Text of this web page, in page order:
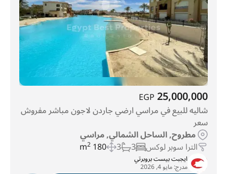
25,000,000
EGP
شاليه للبيع في مراسي ارضي جاردن لاجون مباشر مفروش
سعر
مطروح, الساحل الشمالي, مراسي
الترا سوبر لوكس 3
3
180 m
2
ايجبت بيست بروبرتي
مدرج:مايو 4, 2026